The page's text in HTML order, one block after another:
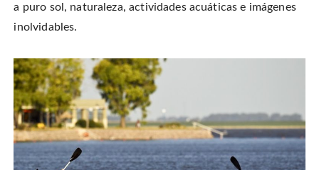
a puro sol, naturaleza, actividades acuáticas e imágenes
inolvidables.